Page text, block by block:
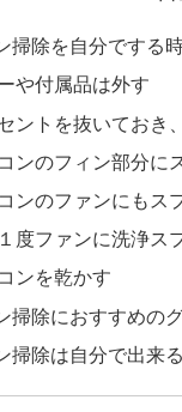
掃除を自分でする
や付属品は外す
ントを抜いておき
ンのフィン部分に
ンのファンにもス
度ファンに洗浄ス
ンを乾かす
掃除におすすめの
掃除は自分で出来